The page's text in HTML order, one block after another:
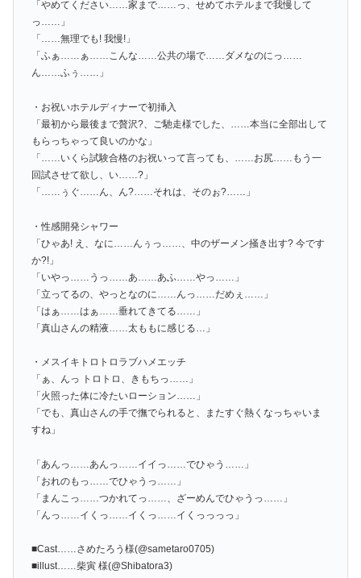
「やめてください……家まで……っ、せめてホテルまで我慢して
っ……」
「……無理でも! 我慢!」
「ふぁ……ぁ……こんな……公共の場で……ダメなのにっ……
ん……ふぅ……」
・お祝いホテルディナーで初挿入
「最初から最後まで贅沢?、ご馳走様でした、……本当に全部出して
もらっちゃって良いのかな」
「……いくら試験合格のお祝いって言っても、……お尻……もう一
回試させて欲し、い……?」
「……ぅぐ……ん、ん?……それは、そのぉ?……」
・性感開発シャワー
「ひゃあ! え、なに……んぅっ……、中のザーメン掻き出す? 今です
か?!」
「いやっ……うっ……あ……あふ……やっ……」
「立ってるの、やっとなのに……んっ……だめぇ……」
「はぁ……はぁ……垂れてきてる……」
「真山さんの精液……太ももに感じる…」
・メスイキトロトロラブハメエッチ
「ぁ、んっ トロトロ、きもちっ……」
「火照った体に冷たいローション……」
「でも、真山さんの手で撫でられると、またすぐ熱くなっちゃいま
すね」
「あんっ……あんっ……イイっ……でひゃう……」
「おれのもっ……でひゃうっ……」
「まんこっ……つかれてっ……、ざーめんでひゃうっ……」
「んっ……イくっ……イくっ……イくっっっっ」
■Cast……さめたろう様(@sametaro0705)
■illust……柴寅 様(@Shibatora3)